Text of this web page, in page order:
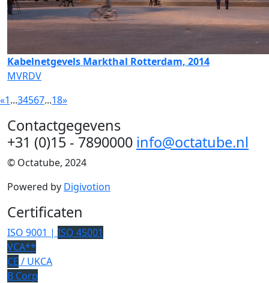
Kabelnetgevels Markthal Rotterdam, 2014
MVRDV
«1...34567...18»
Contactgegevens
+31 (0)15 - 7890000 info@octatube.nl
© Octatube, 2024
Powered by Digivotion
Certificaten
ISO 9001 | ISO 45001
VCA**
CE / UKCA
B Corp